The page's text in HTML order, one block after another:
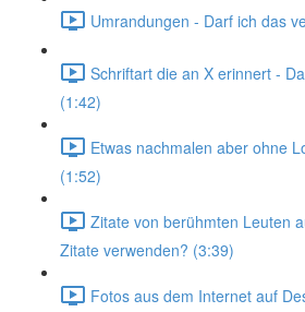
Umrandungen - Darf ich das
Schriftart die an X erinnert -
(1:42)
Etwas nachmalen aber ohne
(1:52)
Zitate von berühmten Leuten
Zitate verwenden? (3:39)
Fotos aus dem Internet auf